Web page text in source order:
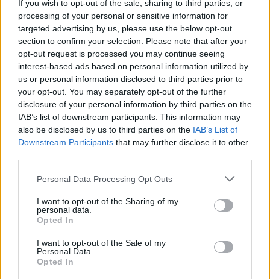
If you wish to opt-out of the sale, sharing to third parties, or
processing of your personal or sensitive information for
targeted advertising by us, please use the below opt-out
section to confirm your selection. Please note that after your
opt-out request is processed you may continue seeing
interest-based ads based on personal information utilized by
us or personal information disclosed to third parties prior to
your opt-out. You may separately opt-out of the further
disclosure of your personal information by third parties on the
IAB’s list of downstream participants. This information may
also be disclosed by us to third parties on the IAB’s List of
Downstream Participants that may further disclose it to other
Personal Data Processing Opt Outs
I want to opt-out of the Sharing of my
personal data.
Opted In
I want to opt-out of the Sale of my
Personal Data.
Opted In
Nu tänkte jag dyka ner i bruksanvisningen och se till att
16 JANUARI, 2016